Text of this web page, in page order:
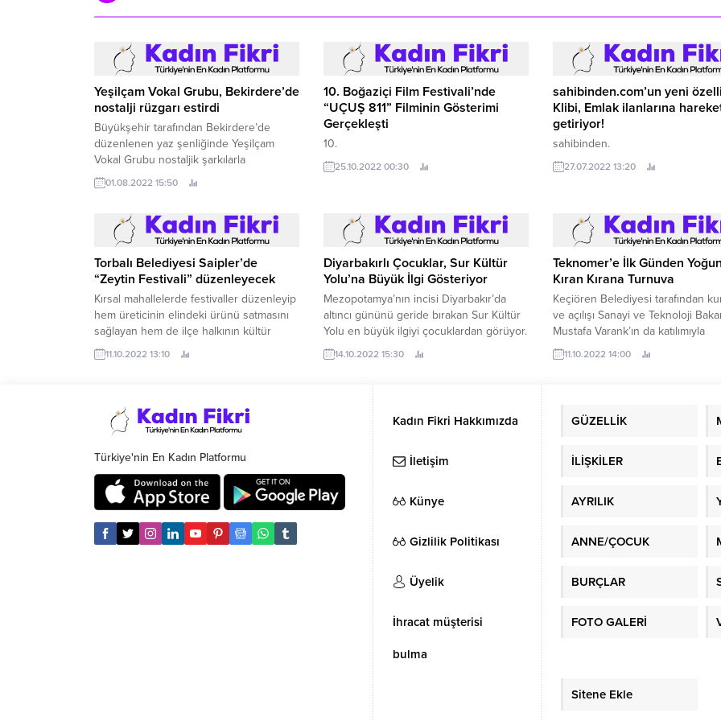
Yeşilçam Vokal Grubu, Bekirdere’de
nostalji rüzgarı estirdi
Büyükşehir tarafından Bekirdere’de
düzenlenen yaz şenliğinde Yeşilçam
Vokal Grubu nostaljik şarkılarla
vatandaşlara eğlence dolu anlar yaşattı
Kocaeli Büyükşehir Belediyesi tarafından
şenliğinde Rıfat Ilgaz’ın unutulmaz eseri
Hababam Sınıfı serisinin usta
oyuncularından “Hayta İsmail” lakaplı
Ahmet Arıman, Teoman Ayık...
01.08.2022 15:50
10. Boğaziçi Film Festivali’nde
“UÇUŞ 811” Filminin Gösterimi
Gerçekleşti
10.
25.10.2022 00:30
sahibinden.com’un yeni
Klibi, Emlak ilanlarına
getiriyor!
sahibinden.
27.07.2022 13:20
Torbalı Belediyesi Saipler’de
“Zeytin Festivali” düzenleyecek
Kırsal mahallelerde festivaller düzenleyip
hem üreticinin elindeki ürünü satmasını
sağlayan hem de ilçe halkının kültür
sanat etkinlikleriyle moral bulmasına
öncü olan Torbalı Belediyesi, Pazar günü
ürünlerini ve ilçe kültürünü tanıtmaya
devam ediyor.
11.10.2022 13:10
Diyarbakırlı Çocuklar, Sur Kültür
Yolu’na Büyük İlgi Gösteriyor
Mezopotamya’nın incisi Diyarbakır’da
altıncı gününü geride bırakan Sur Kültür
Yolu en büyük ilgiyi çocuklardan görüyor.
14.10.2022 15:30
Teknomer’e İlk Günden
Kıran Kırana Turnuva
Keçiören Belediyesi tarafından
ve açılışı Sanayi ve Teknoloji
Mustafa Varank’ın da katılımıyla
gerçekleştirilen Prof.
11.10.2022 14:00
Türkiye'nin En Kadın Platformu
Kadın Fikri Hakkımızda
İletişim
Künye
Gizlilik Politikası
Üyelik
İhracat müşterisi
bulma
GÜZELLİK
İLİŞKİLER
AYRILIK
ANNE/ÇOCUK
BURÇLAR
FOTO GALERİ
Sitene Ekle